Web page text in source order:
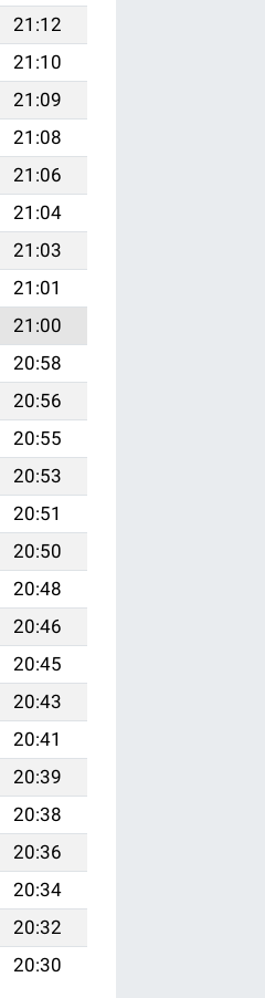
21:12
21:10
21:09
21:08
21:06
21:04
21:03
21:01
21:00
20:58
20:56
20:55
20:53
20:51
20:50
20:48
20:46
20:45
20:43
20:41
20:39
20:38
20:36
20:34
20:32
20:30